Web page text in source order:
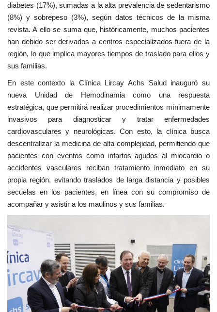
diabetes (17%), sumadas a la alta prevalencia de sedentarismo
(8%) y sobrepeso (3%), según datos técnicos de la misma
revista. A ello se suma que, históricamente, muchos pacientes
han debido ser derivados a centros especializados fuera de la
región, lo que implica mayores tiempos de traslado para ellos y
sus familias.
En este contexto la Clínica Lircay Achs Salud inauguró su
nueva Unidad de Hemodinamia como una respuesta
estratégica, que permitirá realizar procedimientos mínimamente
invasivos para diagnosticar y tratar enfermedades
cardiovasculares y neurológicas. Con esto, la clínica busca
descentralizar la medicina de alta complejidad, permitiendo que
pacientes con eventos como infartos agudos al miocardio o
accidentes vasculares reciban tratamiento inmediato en su
propia región, evitando traslados de larga distancia y posibles
secuelas en los pacientes, en línea con su compromiso de
acompañar y asistir a los maulinos y sus familias.